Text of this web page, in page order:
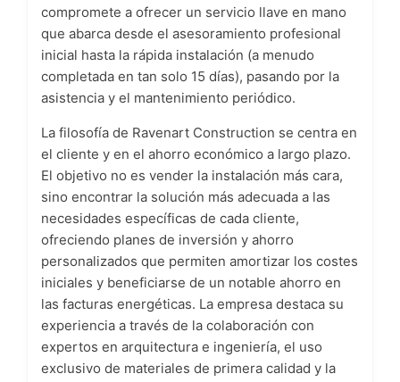
compromete a ofrecer un servicio llave en mano
que abarca desde el asesoramiento profesional
inicial hasta la rápida instalación (a menudo
completada en tan solo 15 días), pasando por la
asistencia y el mantenimiento periódico.
La filosofía de Ravenart Construction se centra en
el cliente y en el ahorro económico a largo plazo.
El objetivo no es vender la instalación más cara,
sino encontrar la solución más adecuada a las
necesidades específicas de cada cliente,
ofreciendo planes de inversión y ahorro
personalizados que permiten amortizar los costes
iniciales y beneficiarse de un notable ahorro en
las facturas energéticas. La empresa destaca su
experiencia a través de la colaboración con
expertos en arquitectura e ingeniería, el uso
exclusivo de materiales de primera calidad y la